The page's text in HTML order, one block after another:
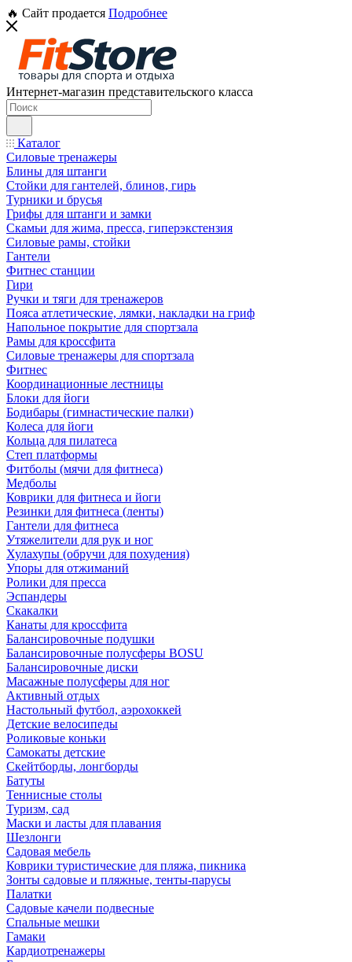
🔥 Сайт продается Подробнее
Интернет-магазин представительского класса
Каталог
Силовые тренажеры
Блины для штанги
Стойки для гантелей, блинов, гирь
Турники и брусья
Грифы для штанги и замки
Скамьи для жима, пресса, гиперэкстензия
Силовые рамы, стойки
Гантели
Фитнес станции
Гири
Ручки и тяги для тренажеров
Пояса атлетические, лямки, накладки на гриф
Напольное покрытие для спортзала
Рамы для кроссфита
Силовые тренажеры для спортзала
Фитнес
Координационные лестницы
Блоки для йоги
Бодибары (гимнастические палки)
Колеса для йоги
Кольца для пилатеса
Степ платформы
Фитболы (мячи для фитнеса)
Медболы
Коврики для фитнеса и йоги
Резинки для фитнеса (ленты)
Гантели для фитнеса
Утяжелители для рук и ног
Хулахупы (обручи для похудения)
Упоры для отжиманий
Ролики для пресса
Эспандеры
Скакалки
Канаты для кроссфита
Балансировочные подушки
Балансировочные полусферы BOSU
Балансировочные диски
Масажные полусферы для ног
Активный отдых
Настольный футбол, аэрохоккей
Детские велосипеды
Роликовые коньки
Самокаты детские
Скейтборды, лонгборды
Батуты
Теннисные столы
Туризм, сад
Маски и ласты для плавания
Шезлонги
Садовая мебель
Коврики туристические для пляжа, пикника
Зонты садовые и пляжные, тенты-парусы
Палатки
Садовые качели подвесные
Спальные мешки
Гамаки
Кардиотренажеры